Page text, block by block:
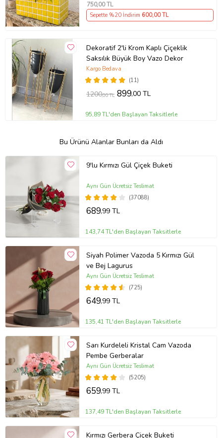
750,00 TL
Sepette %20 İndirim 600,00 TL
Dekoratif 2'li Krom Kaplı Çiçeklik
Saksılık Büyük Boy Vazo Dekor
(11)
Kargo Bedava
1200,00 TL 899,00 TL
95,89 TL'den Başlayan Taksitlerle
Bu Ürünü Alanlar Bunları da Aldı
9'lu Kırmızı Gül Çiçek Buketi
(37088)
Aynı Gün Ücretsiz Teslimat
689,99 TL
143,74 TL'den Başlayan Taksitlerle
Siyah Polimer Vazoda 5 Kırmızı Gül
ve Bej Lagurus
(725)
Aynı Gün Ücretsiz Teslimat
649,99 TL
135,41 TL'den Başlayan Taksitlerle
Sarı Kurdeleli Kristal Cam Vazoda
Pembe Gerberalar
(5205)
Aynı Gün Ücretsiz Teslimat
659,99 TL
137,49 TL'den Başlayan Taksitlerle
Kırmızı Gerbera Çiçek Buketi